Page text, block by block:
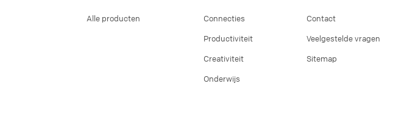
Alle producten Connecties
Productiviteit
Creativiteit
Onderwijs
Contact
Veelgestelde vragen
Sitemap